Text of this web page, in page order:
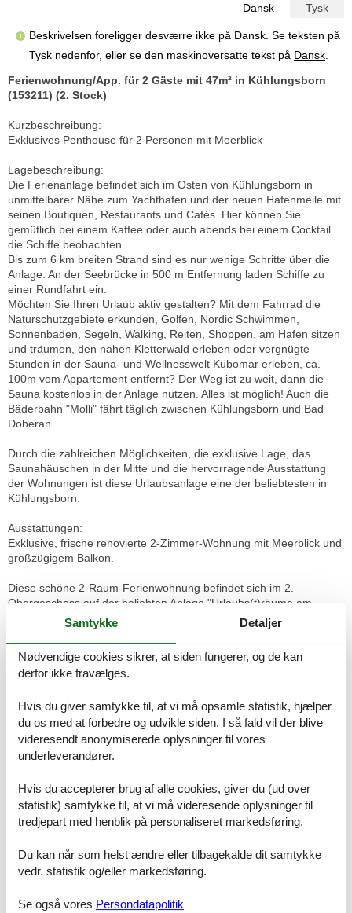
Dansk Tysk
Beskrivelsen foreligger desværre ikke på Dansk. Se teksten på
Tysk nedenfor, eller se den maskinoversatte tekst på Dansk
Ferienwohnung/App. für 2 Gäste mit 47m² in Kühlungsborn
(153211) (2. Stock)
Kurzbeschreibung:
Exklusives Penthouse für 2 Personen mit Meerblick
Lagebeschreibung:
Die Ferienanlage befindet sich im Osten von Kühlungsborn in
unmittelbarer Nähe zum Yachthafen und der neuen Hafenmeile mit
seinen Boutiquen, Restaurants und Cafés. Hier können Sie
gemütlich bei einem Kaffee oder auch abends bei einem Cocktail
die Schiffe beobachten.
Bis zum 6 km breiten Strand sind es nur wenige Schritte über die
Anlage. An der Seebrücke in 500 m Entfernung laden Schiffe zu
einer Rundfahrt ein.
Möchten Sie Ihren Urlaub aktiv gestalten? Mit dem Fahrrad die
Naturschutzgebiete erkunden, Golfen, Nordic Schwimmen,
Sonnenbaden, Segeln, Walking, Reiten, Shoppen, am Hafen sitzen
und träumen, den nahen Kletterwald erleben oder vergnügte
Stunden in der Sauna- und Wellnesswelt Kübomar erleben, ca.
100m vom Appartement entfernt? Der Weg ist zu weit, dann die
Sauna kostenlos in der Anlage nutzen. Alles ist möglich! Auch die
Bäderbahn "Molli" fährt täglich zwischen Kühlungsborn und Bad
Doberan.
Durch die zahlreichen Möglichkeiten, die exklusive Lage, das
Saunahäuschen in der Mitte und die hervorragende Ausstattung
der Wohnungen ist diese Urlaubsanlage eine der beliebtesten in
Kühlungsborn.
Ausstattungen:
Exklusive, frische renovierte 2-Zimmer-Wohnung mit Meerblick und
großzügigem Balkon.
Diese schöne 2-Raum-Ferienwohnung befindet sich im 2.
Obergeschoss auf der beliebten Anlage "Urlaubs(t)räume am
Meer". Auf ca. 47m² finden bis zu 2 Personen ausreichend Platz.
Hochwertiger Wohnbereich mit offener Küche im Landhausstil,
geschmackvoller Einrichtung und großem Flachbild-TV.
Die Küche ist voll ausgestattet, vom Besteck über Geschirr bis hin
Kaffeemaschine, ein Toaster, Wasserkocher, Cerankochfeld,
Backofen, Kühlschrank und Geschirrspüler vorhanden.
Im Wohnzimmer steht Ihnen, für gemütliche Stunden, ein
zur Verfügung.
Komfortables Schlafzimmer mit Boxspringbett (einteiliger Topper in
der Größe 180 x 200 cm)
Die Wohnung verfügt über ein modernes Bad mit Walk-In-Dusche
und seperatem WC.
Außenbereich:
Samtykke Detaljer
Nødvendige cookies sikrer, at siden fungerer, og de kan
derfor ikke fravælges.
Hvis du giver samtykke til, at vi må opsamle statistik, hjælper
du os med at forbedre og udvikle siden. I så fald vil der blive
videresendt anonymiserede oplysninger til vores
underleverandører.
Hvis du accepterer brug af alle cookies, giver du (ud over
statistik) samtykke til, at vi må videresende oplysninger til
tredjepart med henblik på personaliseret markedsføring.
Du kan når som helst ændre eller tilbagekalde dit samtykke
vedr. statistik og/eller markedsføring.
Se også vores Persondatapolitik